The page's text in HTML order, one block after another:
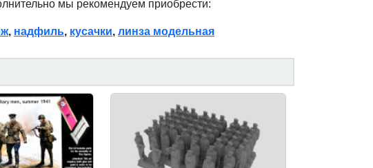
мы рекомендуем приобрести:
, надфиль, кусачки, линза модельная